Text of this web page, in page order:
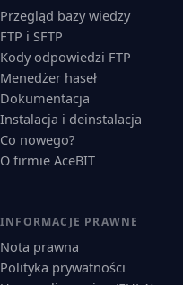
Przegląd bazy wiedzy
FTP i SFTP
Kody odpowiedzi FTP
Menedżer haseł
Dokumentacja
Instalacja i deinstalacja
Co nowego?
O firmie AceBIT
INFORMACJE PRAWNE
Nota prawna
Polityka prywatności